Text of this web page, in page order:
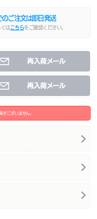
のご注文は即日発送
は こちらをご確認ください。
がございません。